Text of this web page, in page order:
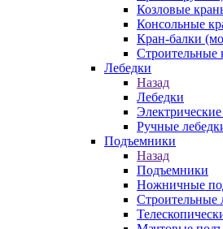
Козловые
Консольные
Кран-балки
Строительные
Лебедки
Назад
Лебедки
Ручные
Подъемники
Назад
Подъемники
Ножничные
Строительные